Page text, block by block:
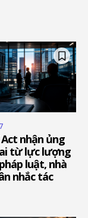
Act nhận ủng
từ lực lượng
luật, nhà
nhắc tác